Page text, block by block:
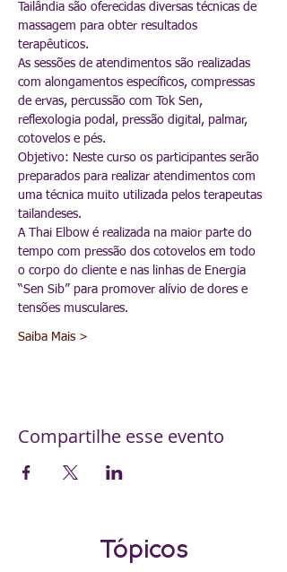
Tailândia são oferecidas diversas técnicas de
massagem para obter resultados
terapêuticos.
As sessões de atendimentos são realizadas
com alongamentos específicos, compressas
de ervas, percussão com Tok Sen,
reflexologia podal, pressão digital, palmar,
cotovelos e pés.
Objetivo: Neste curso os participantes serão
preparados para realizar atendimentos com
uma técnica muito utilizada pelos terapeutas
tailandeses.
A Thai Elbow é realizada na maior parte do
tempo com pressão dos cotovelos em todo
o corpo do cliente e nas linhas de Energia
“Sen Sib” para promover alívio de dores e
tensões musculares.
Saiba Mais >
Compartilhe esse evento
Tópicos